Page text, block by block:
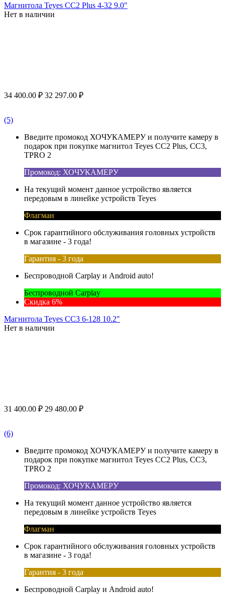
Магнитола Teyes CC2 Plus 4-32 9.0"
Нет в наличии
34 400.00 ₽ 32 297.00 ₽
(5)
Введите промокод ХОЧУКАМЕРУ и получите камеру в
подарок при покупке магнитол Teyes CC2 Plus, CC3,
TPRO 2
Промокод: ХОЧУКАМЕРУ
На текущий момент данное устройство является
передовым в линейке устройств Teyes
Флагман
Срок гарантийного обслуживания головных устройств
в магазине - 3 года!
Гарантия - 3 года
Беспроводной Carplay и Android auto!
Беспроводной Carplay
Скидка 6%
Магнитола Teyes CC3 6-128 10.2"
Нет в наличии
31 400.00 ₽ 29 480.00 ₽
(6)
Введите промокод ХОЧУКАМЕРУ и получите камеру в
подарок при покупке магнитол Teyes CC2 Plus, CC3,
TPRO 2
Промокод: ХОЧУКАМЕРУ
На текущий момент данное устройство является
передовым в линейке устройств Teyes
Флагман
Срок гарантийного обслуживания головных устройств
в магазине - 3 года!
Гарантия - 3 года
Беспроводной Carplay и Android auto!